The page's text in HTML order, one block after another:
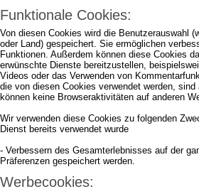
Funktionale Cookies:
Von diesen Cookies wird die Benutzerauswahl
oder Land) gespeichert. Sie ermöglichen
Funktionen. Außerdem können diese Cookies
erwünschte Dienste bereitzustellen,
Videos oder das Verwenden von
die von diesen Cookies verwendet werden,
können keine Browseraktivitäten auf anderen
Wir verwenden diese Cookies zu folgenden
Dienst bereits verwendet wurde
- Verbessern des Gesamterlebnisses auf der
Präferenzen gespeichert werden.
Werbecookies: